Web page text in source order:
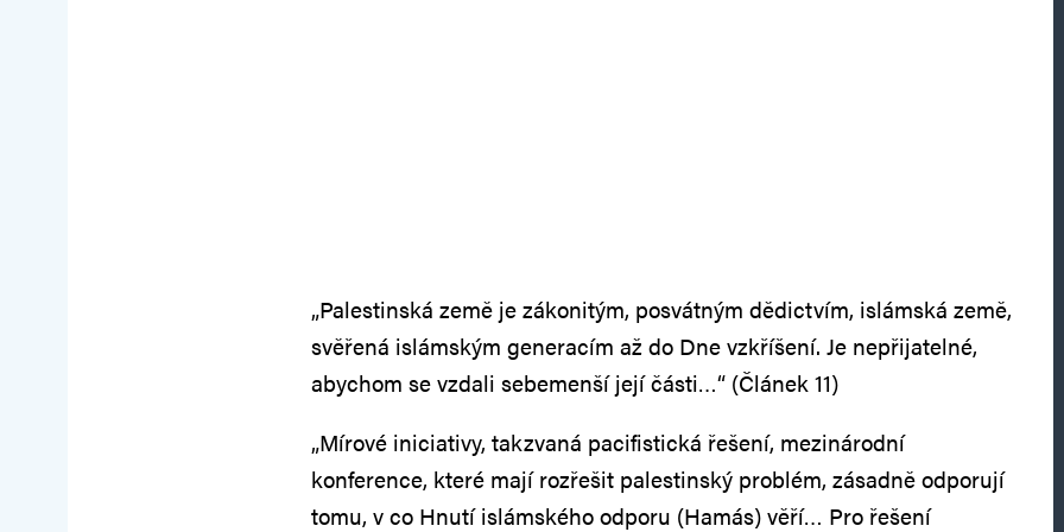
„Palestinská země je zákonitým, posvátným dědictvím, islámská země,
svěřená islámským generacím až do Dne vzkříšení. Je nepřijatelné,
abychom se vzdali sebemenší její části…“ (Článek 11)
„Mírové iniciativy, takzvaná pacifistická řešení, mezinárodní
konference, které mají rozřešit palestinský problém, zásadně odporují
tomu, v co Hnutí islámského odporu (Hamás) věří… Pro řešení